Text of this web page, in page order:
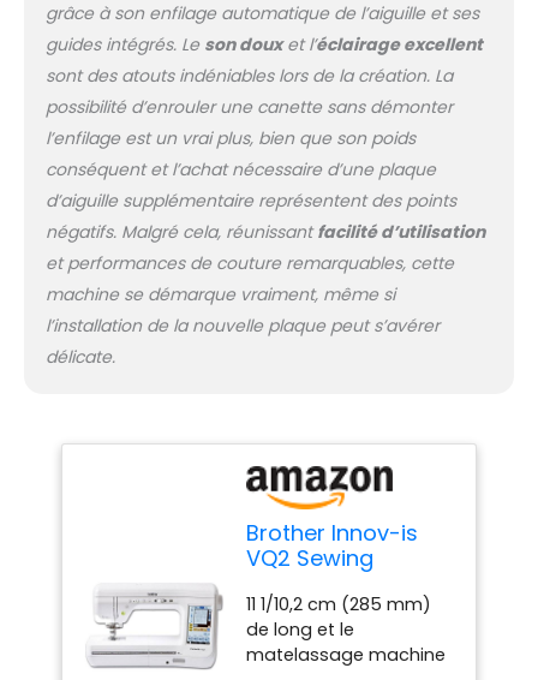
grâce à son enfilage automatique de l’aiguille et ses
guides intégrés. Le son douxet l’éclairage excellent
sont des atouts indéniables lors de la création. La
possibilité d’enrouler une canette sans démonter
l’enfilage est un vrai plus, bien que son poids
conséquent et l’achat nécessaire d’une plaque
d’aiguille supplémentaire représentent des points
négatifs. Malgré cela, réunissantfacilité d’utilisation
et performances de couture remarquables, cette
machine se démarque vraiment, même si
l’installation de la nouvelle plaque peut s’avérer
délicate.
Brother Innov-is
VQ2 Sewing
11 1/10,2 cm (285 mm)
de long et le
matelassage machine